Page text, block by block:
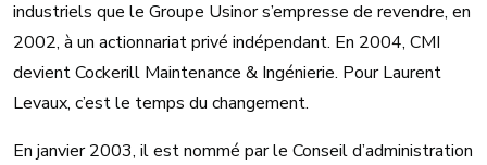
industriels que le Groupe Usinor s’empresse de revendre, en
2002, à un actionnariat privé indépendant. En 2004, CMI
devient Cockerill Maintenance & Ingénierie. Pour Laurent
Levaux, c’est le temps du changement.
En janvier 2003, il est nommé par le Conseil d’administration